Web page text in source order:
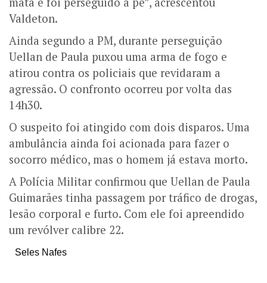
Valdeton.
Ainda segundo a PM, durante perseguição
Uellan de Paula puxou uma arma de fogo e
atirou contra os policiais que revidaram a
agressão. O confronto ocorreu por volta das
14h30.
O suspeito foi atingido com dois disparos. Uma
ambulância ainda foi acionada para fazer o
socorro médico, mas o homem já estava morto.
A Polícia Militar confirmou que Uellan de Paula
Guimarães tinha passagem por tráfico de drogas,
lesão corporal e furto. Com ele foi apreendido
um revólver calibre 22.
Seles Nafes